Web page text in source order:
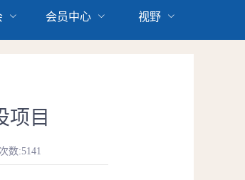
会员中心 视野
项目
数:5141